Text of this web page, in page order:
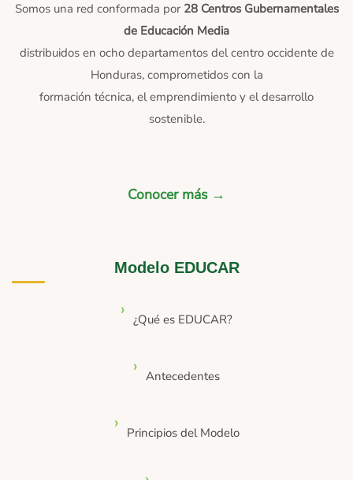
Somos una red conformada por 28 Centros Gubernamentales
de Educación Media
distribuidos en ocho departamentos del centro occidente de
Honduras, comprometidos con la
formación técnica, el emprendimiento y el desarrollo
sostenible.
Conocer más →
Modelo EDUCAR
¿Qué es EDUCAR?
Antecedentes
Principios del Modelo